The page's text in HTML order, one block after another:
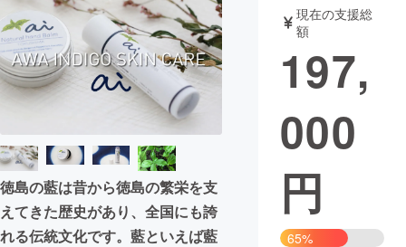
アート・写真 音楽
テクノロジー・ガジェット ゲーム・サ
映像・映画
ビジネス・起業
まちづくり・地域活性化
徳島の藍は昔から徳島の繁栄を支
えてきた歴史があり、全国にも誇
れる伝統文化です。藍といえば藍
現在の支援総
額
197,
000
円
65%